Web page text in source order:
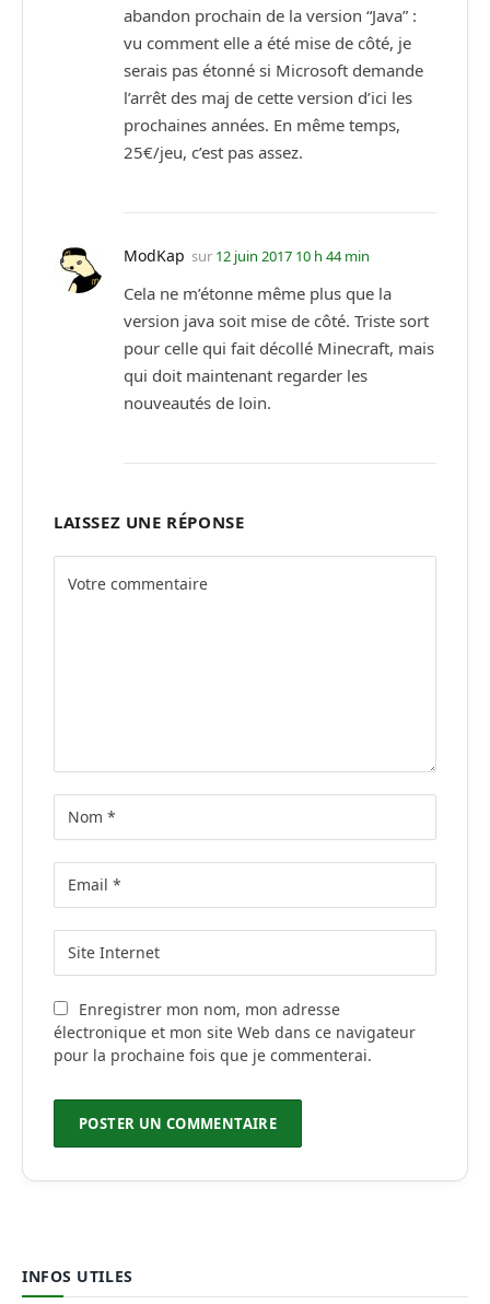
abandon prochain de la version “Java” :
vu comment elle a été mise de côté, je
serais pas étonné si Microsoft demande
l’arrêt des maj de cette version d’ici les
prochaines années. En même temps,
25€/jeu, c’est pas assez.
ModKap sur 12 juin 2017 10 h 44 min
Cela ne m’étonne même plus que la
version java soit mise de côté. Triste sort
pour celle qui fait décollé Minecraft, mais
qui doit maintenant regarder les
nouveautés de loin.
LAISSEZ UNE RÉPONSE
Enregistrer mon nom, mon adresse
électronique et mon site Web dans ce navigateur
pour la prochaine fois que je commenterai.
INFOS UTILES